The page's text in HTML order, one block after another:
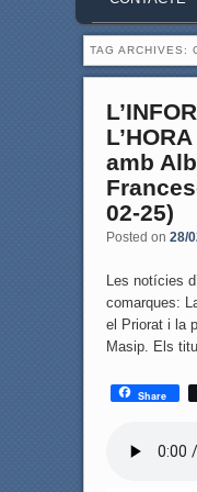
TAG ARCHIVES:
amb
02-25)
Posted on 28/
Les notícies
comarques:
el Priorat i la
Masip. Els
Share